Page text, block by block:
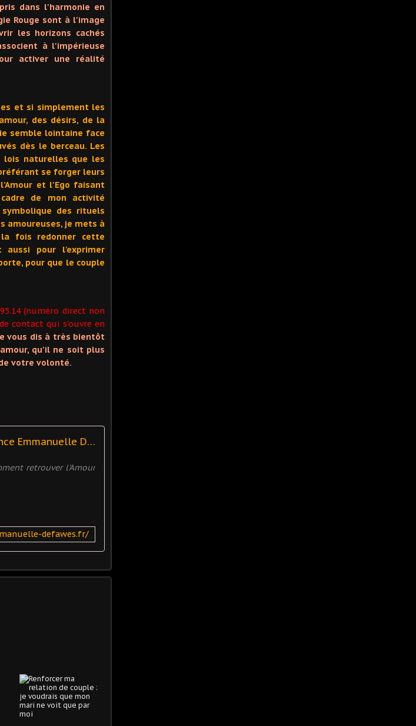
dans l'harmonie en
Rouge sont à l'image
les horizons cachés
à l'impérieuse
activer une réalité
et si simplement les
des désirs, de la
semble lointaine face
dès le berceau. Les
lois naturelles que les
se forger leurs
et l'Ego faisant
de mon activité
des rituels
amoureuses, je mets à
fois redonner cette
pour l'exprimer
pour que le couple
(numéro direct non
contact qui s'ouvre en
vous dis à très bientôt
qu'il ne soit plus
votre volonté.
France Emmanuelle Defawes - Rituels de Magie et d'Amour
retrouver l'Amour
defawes.fr/